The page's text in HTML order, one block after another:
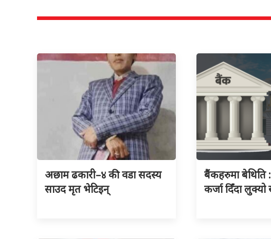
अछाम ढकारी–४ की वडा सदस्य
साउद मृत भेटिइन्
बैंकहरुमा बेथिति
कर्जा दिँदा लुक्यो